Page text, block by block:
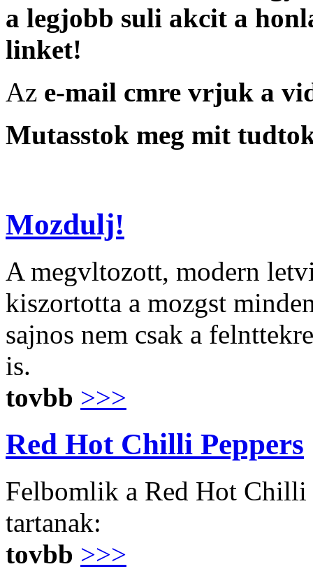
a legjobb suli akcit a
linket!
Az e-mail cmre vrjuk a
Mutasstok meg mit
Mozdulj!
A megvltozott, modern
kiszortotta a mozgst
sajnos nem csak a
is.
tovbb >>>
Red Hot Chilli Peppers
Felbomlik a Red Hot Chilli
tartanak:
tovbb >>>